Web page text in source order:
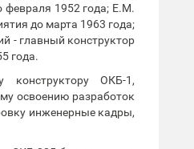
февраля 1952 года; Е.М.
до марта 1963 года;
- главный конструктор
года.
ОКБ-1,
освоению разработок
инженерные кадры,